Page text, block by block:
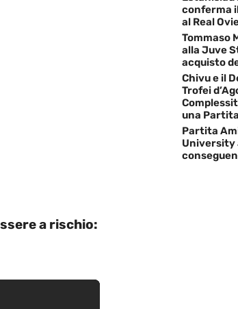
a rischio:
conferma
al Real
Tommaso
alla Juve
acquisto
Chivu e il
Trofei
una
Partita
University